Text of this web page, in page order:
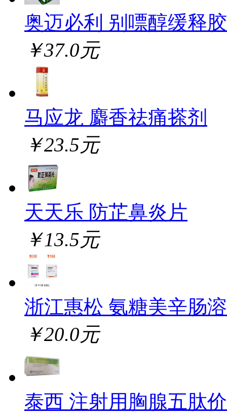
奥迈必利 别嘌醇缓释
￥37.0元
马应龙 麝香祛痛搽剂
￥23.5元
天天乐 防芷鼻炎片
￥13.5元
浙江惠松 氨糖美辛肠
￥20.0元
泰西 注射用胸腺五肽